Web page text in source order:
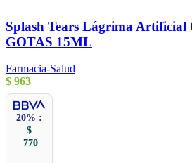
Splash Tears Lágrima Artificial
GOTAS 15ML
Farmacia-Salud
$ 963
20% :
$
770